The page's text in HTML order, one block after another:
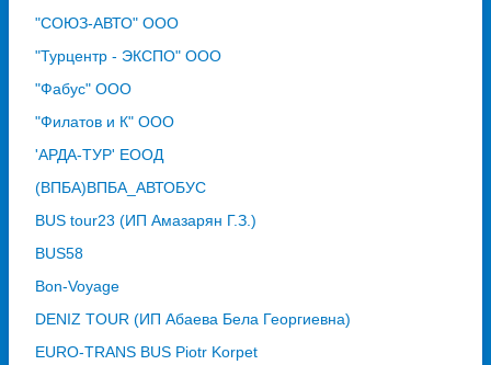
"СОЮЗ-АВТО" ООО
"Турцентр - ЭКСПО" ООО
"Фабус" ООО
"Филатов и К" ООО
'АРДА-ТУР' ЕООД
(ВПБА)ВПБА_АВТОБУС
BUS tour23 (ИП Амазарян Г.З.)
BUS58
Bon-Voyage
DENIZ TOUR (ИП Абаева Бела Георгиевна)
EURO-TRANS BUS Piotr Korpet